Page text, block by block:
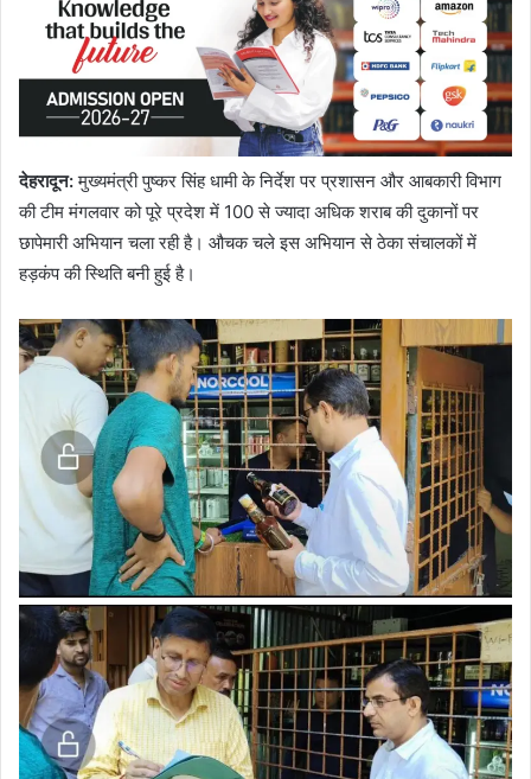
देहरादून:मुख्यमंत्री पुष्कर सिंह धामी के निर्देश पर प्रशासन और आबकारी विभाग
की टीम मंगलवार को पूरे प्रदेश में 100 से ज्यादा अधिक शराब की दुकानों पर
छापेमारी अभियान चला रही है। औचक चले इस अभियान से ठेका संचालकों में
हड़कंप की स्थिति बनी हुई है।